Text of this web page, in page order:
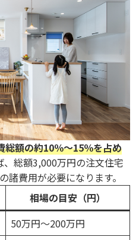
総額の約10％～15％を占め
、総額3,000万円の注文住宅
諸費用が必要になります。
相場の目安（円）
50万円～200万円